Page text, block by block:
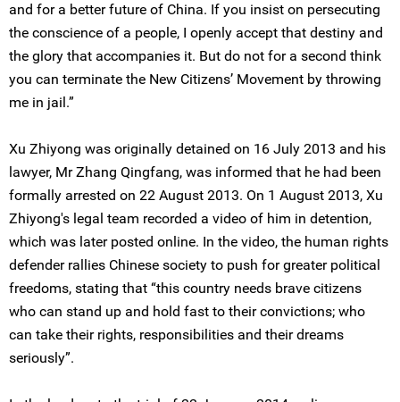
and for a better future of China. If you insist on persecuting
the conscience of a people, I openly accept that destiny and
the glory that accompanies it. But do not for a second think
you can terminate the New Citizens’ Movement by throwing
me in jail.”
Xu Zhiyong was originally detained on 16 July 2013 and his
lawyer, Mr Zhang Qingfang, was informed that he had been
formally arrested on 22 August 2013. On 1 August 2013, Xu
Zhiyong's legal team recorded a video of him in detention,
which was later posted online. In the video, the human rights
defender rallies Chinese society to push for greater political
freedoms, stating that “this country needs brave citizens
who can stand up and hold fast to their convictions; who
can take their rights, responsibilities and their dreams
seriously”.